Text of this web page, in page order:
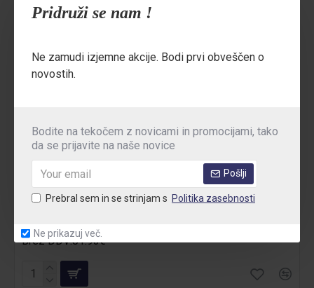
Pridruži se nam !
Ne zamudi izjemne akcije. Bodi prvi obveščen o
novostih.
Bodite na tekočem z novicami in promocijami, tako
da se prijavite na naše novice
Pošlji
Prebral sem in se strinjam s Politika zasebnosti
Ne prikazuj več.
Skechers SSWUNOWHITE
Beli delovni čevlji Skechers Work Uno O1
Brez DDV:81.93€